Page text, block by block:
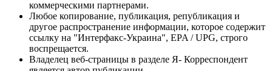
коммерческими партнерами.
Любое копирование, публикация, републикация и
другое распространение информации, которое содержит
ссылку на "Интерфакс-Украина", EPA / UPG, строго
воспрещается.
Владелец веб-страницы в разделе Я- Корреспондент